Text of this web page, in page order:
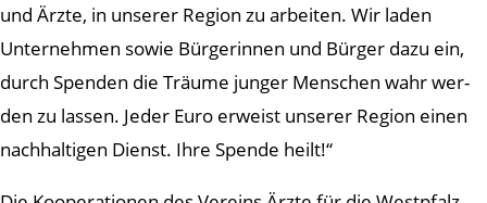
und Ärzte, in unserer Region zu arbeiten. Wir laden
Unternehmen sowie Bürgerinnen und Bürger dazu ein,
durch Spenden die Träume junger Menschen wahr wer-
den zu lassen. Jeder Euro erweist unserer Region einen
nachhaltigen Dienst. Ihre Spende heilt!“